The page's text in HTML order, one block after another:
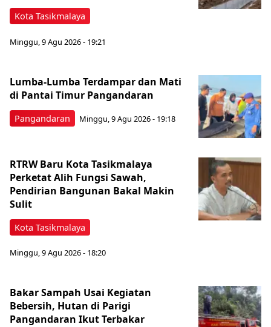
Kota Tasikmalaya
Minggu, 9 Agu 2026 - 19:21
Pangandaran
Lumba-Lumba Terdampar dan Mati
di Pantai Timur Pangandaran
Minggu, 9 Agu 2026 - 19:18
Kota Tasikmalaya
RTRW Baru Kota Tasikmalaya
Perketat Alih Fungsi Sawah,
Pendirian Bangunan Bakal Makin
Sulit
Minggu, 9 Agu 2026 - 18:20
Bakar Sampah Usai Kegiatan
Bebersih, Hutan di Parigi
Pangandaran Ikut Terbakar